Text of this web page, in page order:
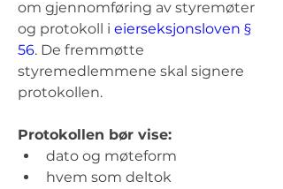
om gjennomføring av styremøter
og protokoll i eierseksjonsloven §
56. De fremmøtte
styremedlemmene skal signere
protokollen.
Protokollen bør vise:
dato og møteform
hvem som deltok